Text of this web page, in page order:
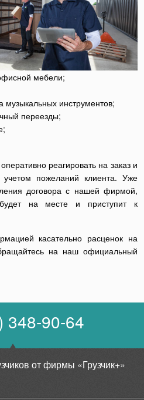
мебели;
музыкальных инструментов;
переезды;
реагировать на заказ и
пожеланий клиента. Уже
договора с нашей фирмой,
на месте и приступит к
касательно расценок на
на наш официальный
348-90-64
от фирмы «Грузчик+»